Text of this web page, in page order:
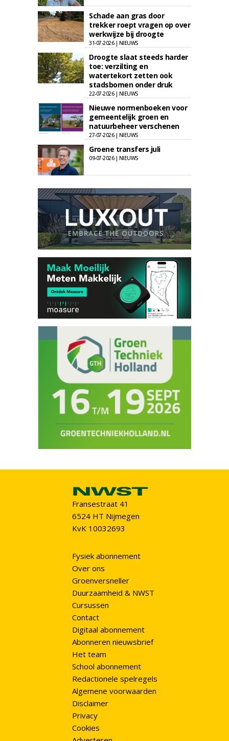
Schade aan gras door
trekker roept vragen op over
werkwijze bij droogte
31-07-2026 | NIEUWS
Droogte slaat steeds harder
toe: verzilting en
watertekort zetten ook
stadsbomen onder druk
22-07-2026 | NIEUWS
Nieuwe normenboeken voor
gemeentelijk groen en
natuurbeheer verschenen
27-07-2026 | NIEUWS
Groene transfers juli
09-07-2026 | NIEUWS
Fransestraat 41
6524 HT Nijmegen
KvK 10032693
Fysiek abonnement
Over ons
Groenversneller
Duurzaamheid & NWST
Cursussen
Contact
Digitaal abonnement
Abonneren nieuwsbrief
Het team
School abonnement
Redactionele spelregels
Algemene voorwaarden
Disclaimer
Privacy
Cookies